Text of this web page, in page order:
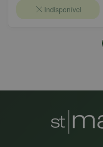
Indisponível